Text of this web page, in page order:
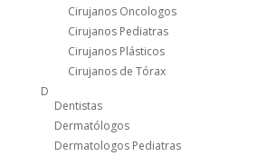
Cirujanos Oncologos
Cirujanos Pediatras
Cirujanos Plásticos
Cirujanos de Tórax
D
Dentistas
Dermatólogos
Dermatologos Pediatras